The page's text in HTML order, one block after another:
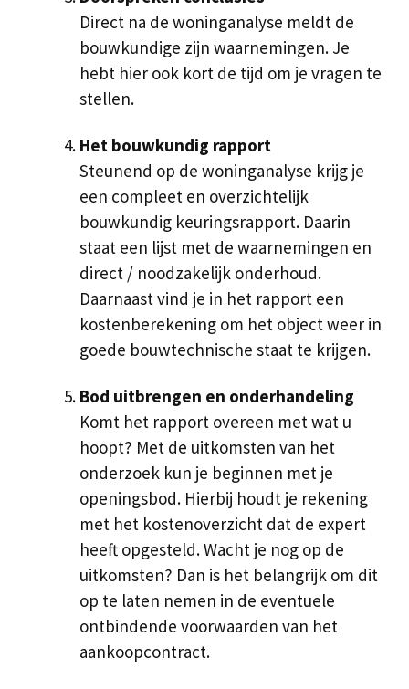
Direct na de woninganalyse meldt de
bouwkundige zijn waarnemingen. Je
hebt hier ook kort de tijd om je vragen te
stellen.
Het bouwkundig rapport
Steunend op de woninganalyse krijg je
een compleet en overzichtelijk
bouwkundig keuringsrapport. Daarin
staat een lijst met de waarnemingen en
direct / noodzakelijk onderhoud.
Daarnaast vind je in het rapport een
kostenberekening om het object weer in
goede bouwtechnische staat te krijgen.
Bod uitbrengen en onderhandeling
Komt het rapport overeen met wat u
hoopt? Met de uitkomsten van het
onderzoek kun je beginnen met je
openingsbod. Hierbij houdt je rekening
met het kostenoverzicht dat de expert
heeft opgesteld. Wacht je nog op de
uitkomsten? Dan is het belangrijk om dit
op te laten nemen in de eventuele
ontbindende voorwaarden van het
aankoopcontract.